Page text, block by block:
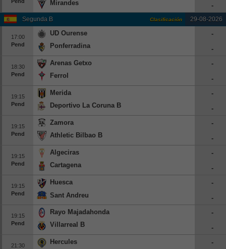
Pend
Mirandes
-
Segunda B 29-08-2026
Clasificación
17:00
Pend
UD Ourense
Ponferradina
-
-
18:30
Pend
Arenas Getxo
Ferrol
-
-
19:15
Pend
Merida
Deportivo La Coruna B
-
-
19:15
Pend
Zamora
Athletic Bilbao B
-
-
19:15
Pend
Algeciras
Cartagena
-
-
19:15
Pend
Huesca
Sant Andreu
-
-
19:15
Pend
Rayo Majadahonda
Villarreal B
-
-
21:30
Hercules
-
Europa League
Supercopa Europa
Partidos amistosos
Partidos televisados
Baloncesto
Euroliga
España
LEB
Estados Unidos
NBA
Tenis